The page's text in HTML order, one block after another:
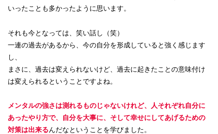
いったことも多かったように思います。
それも今となっては、笑い話し（笑）
一連の過去があるから、今の自分を形成していると強く感じます
し、
まさに、過去は変えられないけど、過去に起きたことの意味付け
は変えられるということですよね。
メンタルの強さは測れるものじゃないけれど、人それぞれ自分に
あったやり方で、自分を大事に、そして幸せにしてあげるための
対策は出来る んだなということを学びました。